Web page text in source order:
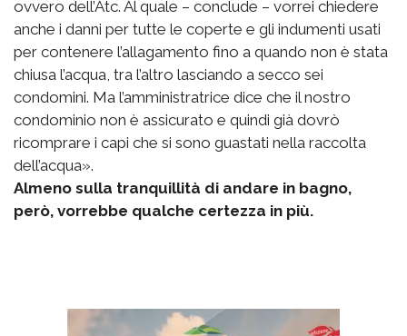
ovvero dell’Atc. Al quale – conclude – vorrei chiedere
anche i danni per tutte le coperte e gli indumenti usati
per contenere l’allagamento fino a quando non è stata
chiusa l’acqua, tra l’altro lasciando a secco sei
condomini. Ma l’amministratrice dice che il nostro
condominio non è assicurato e quindi già dovrò
ricomprare i capi che si sono guastati nella raccolta
dell’acqua».
Almeno sulla tranquillità di andare in bagno,
però, vorrebbe qualche certezza in più.